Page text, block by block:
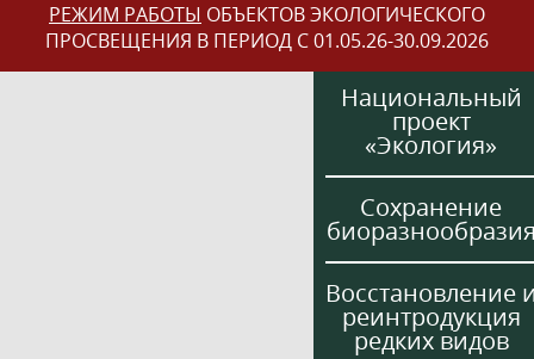
РЕЖИМ РАБОТЫ ОБЪЕКТОВ ЭКОЛОГИЧЕСКОГО
ПРОСВЕЩЕНИЯ В ПЕРИОД С 01.05.26-30.09.2026
Национальный
проект
«Экология»
Сохранение
Восстановление
реинтродукция
редких видов